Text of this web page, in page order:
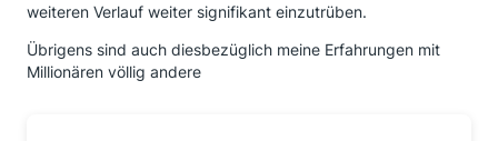
weiteren Verlauf weiter signifikant einzutrüben.
Übrigens sind auch diesbezüglich meine Erfahrungen mit
Millionären völlig andere